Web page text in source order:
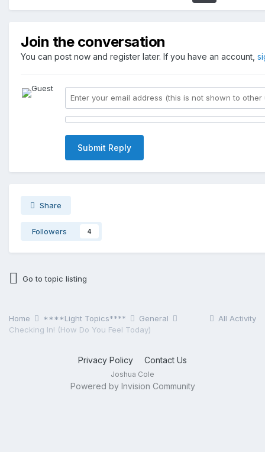
Join the conversation
You can post now and register later. If you have an account,
Submit Reply
Share
Followers 4
Go to topic listing
All Activity
Home ****Light Topics****
General
Checking In! (How Do You Feel Today)
Privacy Policy Contact Us
Joshua Cole
Powered by Invision Community